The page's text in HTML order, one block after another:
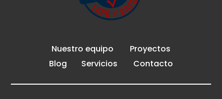
Nuestro equipo
Proyectos
Blog
Servicios Contacto